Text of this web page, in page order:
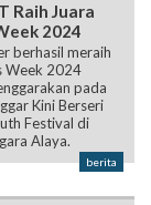
Raih Juara
2024
berhasil meraih
Week 2024
pada
Kini Berseri
Festival di
Alaya.
berita